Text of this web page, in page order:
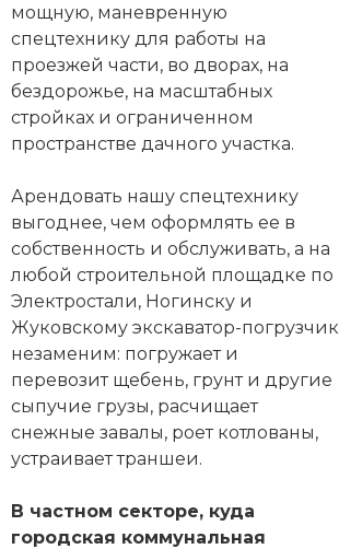
мощную, маневренную
спецтехнику для работы на
проезжей части, во дворах, на
бездорожье, на масштабных
стройках и ограниченном
пространстве дачного участка.
Арендовать нашу спецтехнику
выгоднее, чем оформлять ее в
собственность и обслуживать, а на
любой строительной площадке по
Электростали, Ногинску и
Жуковскому экскаватор-погрузчик
незаменим: погружает и
перевозит щебень, грунт и другие
сыпучие грузы, расчищает
снежные завалы, роет котлованы,
устраивает траншеи.
В частном секторе, куда
городская коммунальная